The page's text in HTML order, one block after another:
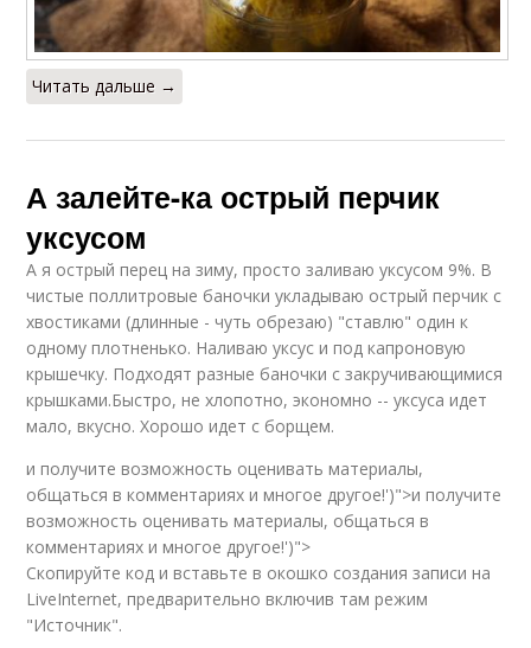
Читать дальше →
А залейте-ка острый перчик
уксусом
А я острый перец на зиму, просто заливаю уксусом 9%. В
чистые поллитровые баночки укладываю острый перчик с
хвостиками (длинные - чуть обрезаю) "ставлю" один к
одному плотненько. Наливаю уксус и под капроновую
крышечку. Подходят разные баночки с закручивающимися
крышками.Быстро, не хлопотно, экономно -- уксуса идет
мало, вкусно. Хорошо идет с борщем.
и получите возможность оценивать материалы,
общаться в комментариях и многое другое!')">и получите
возможность оценивать материалы, общаться в
комментариях и многое другое!')">
Скопируйте код и вставьте в окошко создания записи на
LiveInternet, предварительно включив там режим
"Источник".